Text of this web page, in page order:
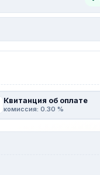
Квитанция об оплате
комиссия: 0.30 %